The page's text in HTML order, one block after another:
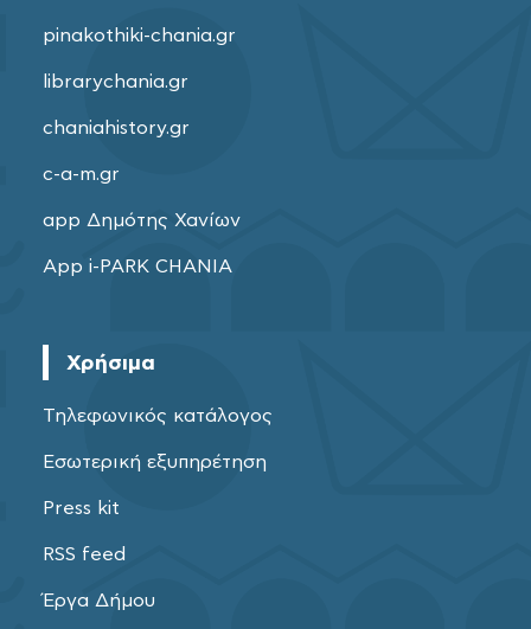
pinakothiki-chania.gr
librarychania.gr
chaniahistory.gr
c-a-m.gr
app Δημότης Χανίων
App i-PARK CHANIA
Χρήσιμα
Τηλεφωνικός κατάλογος
Εσωτερική εξυπηρέτηση
Press kit
RSS feed
Έργα Δήμου